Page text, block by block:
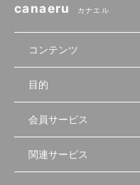
canaeru カナエル
コンテンツ
無料開業相談
セミナー情報
セミナー動画
物件を探す
首都圏
先輩開業者の声
目的
店舗運営
物件
会員サービス
会員登録
関連サービス